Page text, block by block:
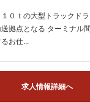
１０ｔの大型トラックド
拠点となる ターミナル
お仕...
求人情報詳細へ